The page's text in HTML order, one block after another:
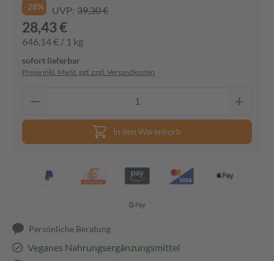
-28% UVP: 39,30 €
28,43 €
646,14 € / 1 kg
sofort lieferbar
Preise inkl. MwSt. ggf. zzgl. Versandkosten
In den Warenkorb
Persönliche Beratung
Veganes Nahrungsergänzungsmittel